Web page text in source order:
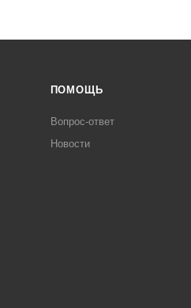
ПОМОЩЬ
Вопрос-ответ
Новости